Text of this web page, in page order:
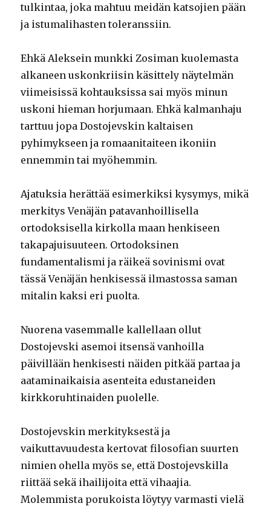
tulkintaa, joka mahtuu meidän katsojien pään
ja istumalihasten toleranssiin.
Ehkä Aleksein munkki Zosiman kuolemasta
alkaneen uskonkriisin käsittely näytelmän
viimeisissä kohtauksissa sai myös minun
uskoni hieman horjumaan. Ehkä kalmanhaju
tarttuu jopa Dostojevskin kaltaisen
pyhimykseen ja romaanitaiteen ikoniin
ennemmin tai myöhemmin.
Ajatuksia herättää esimerkiksi kysymys, mikä
merkitys Venäjän patavanhoillisella
ortodoksisella kirkolla maan henkiseen
takapajuisuuteen. Ortodoksinen
fundamentalismi ja räikeä sovinismi ovat
tässä Venäjän henkisessä ilmastossa saman
mitalin kaksi eri puolta.
Nuorena vasemmalle kallellaan ollut
Dostojevski asemoi itsensä vanhoilla
päivillään henkisesti näiden pitkää partaa ja
aataminaikaisia asenteita edustaneiden
kirkkoruhtinaiden puolelle.
Dostojevskin merkityksestä ja
vaikuttavuudesta kertovat filosofian suurten
nimien ohella myös se, että Dostojevskilla
riittää sekä ihailijoita että vihaajia.
Molemmista porukoista löytyy varmasti vielä